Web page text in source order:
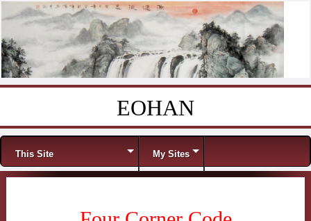
EOHAN
Menu
This Site My Sites